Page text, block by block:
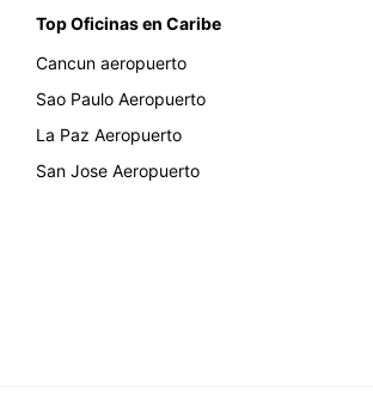
Top Oficinas en Caribe
Cancun aeropuerto
Sao Paulo Aeropuerto
La Paz Aeropuerto
San Jose Aeropuerto